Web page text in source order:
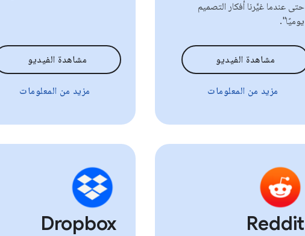
حتى عندما غيَّرنا أفكار التصميم
يوميًا".
مشاهدة الفيديو
مزيد من المعلومات
مشاهدة الفيديو
مزيد من المعلومات
Reddit
Dropbox